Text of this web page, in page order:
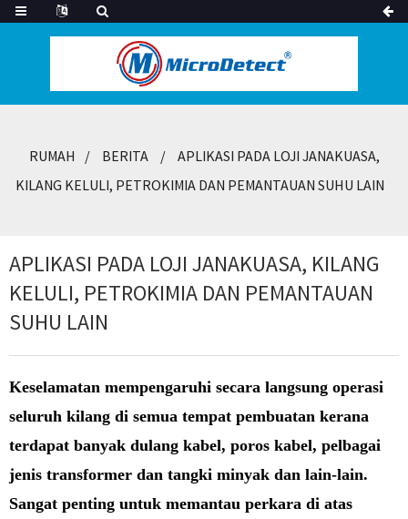
RUMAH BERITA
APLIKASI PADA LOJI JANAKUASA,
KILANG KELULI, PETROKIMIA DAN PEMANTAUAN SUHU LAIN
APLIKASI PADA LOJI JANAKUASA, KILANG
KELULI, PETROKIMIA DAN PEMANTAUAN
SUHU LAIN
Keselamatan mempengaruhi secara langsung operasi
seluruh kilang di semua tempat pembuatan kerana
terdapat banyak dulang kabel, poros kabel, pelbagai
jenis transformer dan tangki minyak dan lain-lain.
Sangat penting untuk memantau perkara di atas